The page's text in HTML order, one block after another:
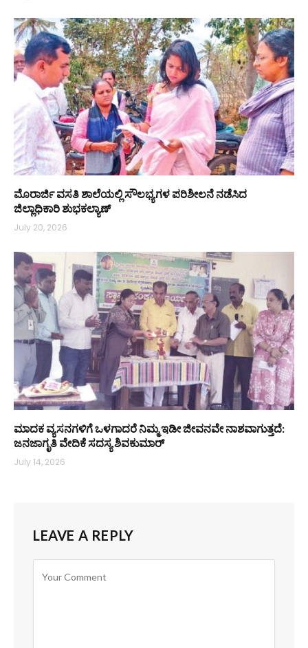
ಮೊರಾರ್ಜಿ ವಸತಿ ಶಾಲೆಯಲ್ಲಿ ಸೌಲಭ್ಯಗಳ ಪರಿಶೀಲನೆ ನಡೆಸಿದ
ಜಿಲ್ಲಾಧಿಕಾರಿ ಶುಭಕಲ್ಯಾಣ್
July 20, 2026
ಮಾದಕ ವ್ಯಸನಗಳಿಗೆ ಒಳಗಾದರೆ ನಿಮ್ಮ ಇಡೀ ಜೀವನವೇ ನಾಶವಾಗುತ್ತದೆ:
ಜನಜಾಗೃತಿ ವೇದಿಕೆ ಸದಸ್ಯ ಶಿವಕುಮಾರ್
July 14, 2026
LEAVE A REPLY